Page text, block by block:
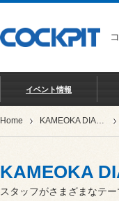
イベント情報
Home KAMEOKA DIARY
KAMEOKA
スタッフがさまざまなテ